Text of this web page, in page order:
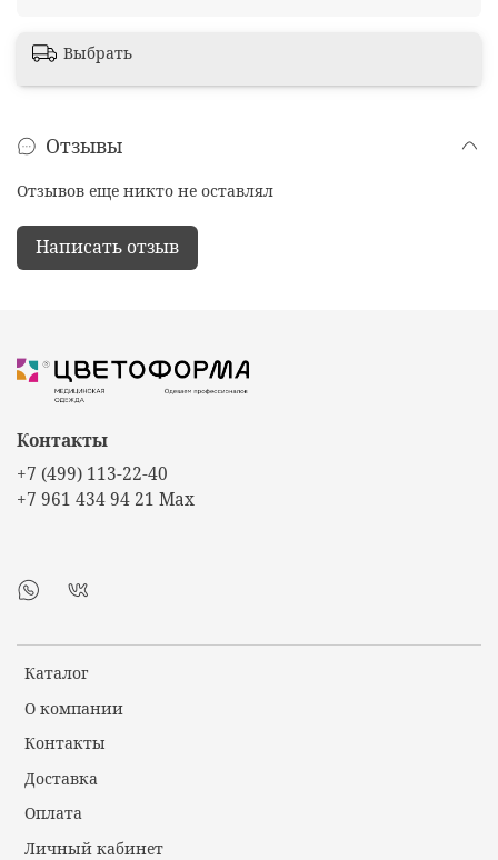
Выбрать
Отзывы
Отзывов еще никто не оставлял
Написать отзыв
Каталог
О компании
Контакты
Доставка
Оплата
Личный кабинет
Контакты
+7 (499) 113-22-40
+7 961 434 94 21 Max